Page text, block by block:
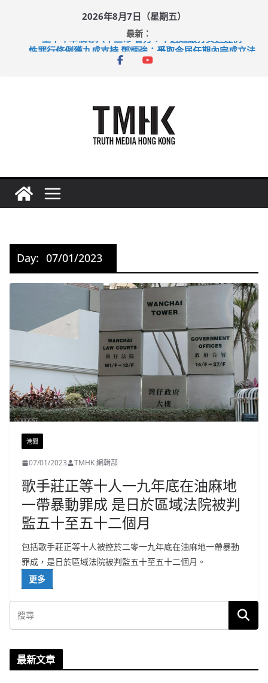
2026年8月7日（星期五）
最新：
上半年車禍奪六十三命 警方：下週起嚴打交通違例
性罪行修例獲九成支持 鄧炳強：爭取今屆任期內完成立法
涉造假公屋富戶申報表 倉管員准保釋候訊
Day: 07/01/2023
港聞
07/01/2023 TMHK 編輯部
歌手莊正等十人一九年底在油麻地
一帶暴動罪成 是日於區域法院被判
監五十至五十二個月
包括歌手莊正等十人被控於二零一九年底在油麻地一帶暴動
罪成，是日於區域法院被判監五十至五十二個月。
更多
最新文章